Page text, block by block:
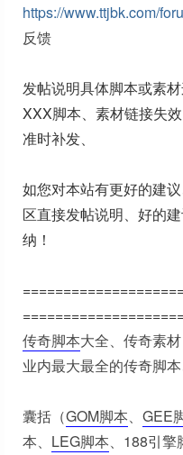
https://www.ttjbk.com/
反馈
发帖说明具体脚本或素
XXX脚本、素材链接失
准时补发、
如您对本站有更好的建
区直接发帖说明、好的
纳！
传奇脚本大全、传奇素
业内最大最全的传奇脚
囊括（GOM脚本、 GEE
本、 LEG脚本、188引擎